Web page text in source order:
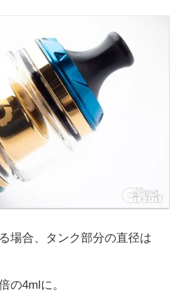
場合、タンク部分の直径は
の4mlに。